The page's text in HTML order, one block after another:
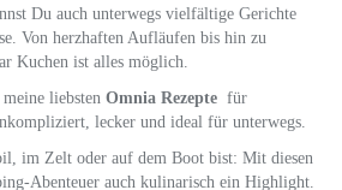
Du auch unterwegs vielfältige Gerichte
Von herzhaften Aufläufen bis hin zu
Kuchen ist alles möglich.
liebsten Omnia Rezepte für
lecker und ideal für unterwegs.
im Zelt oder auf dem Boot bist: Mit diesen
Abenteuer auch kulinarisch ein Highlight.